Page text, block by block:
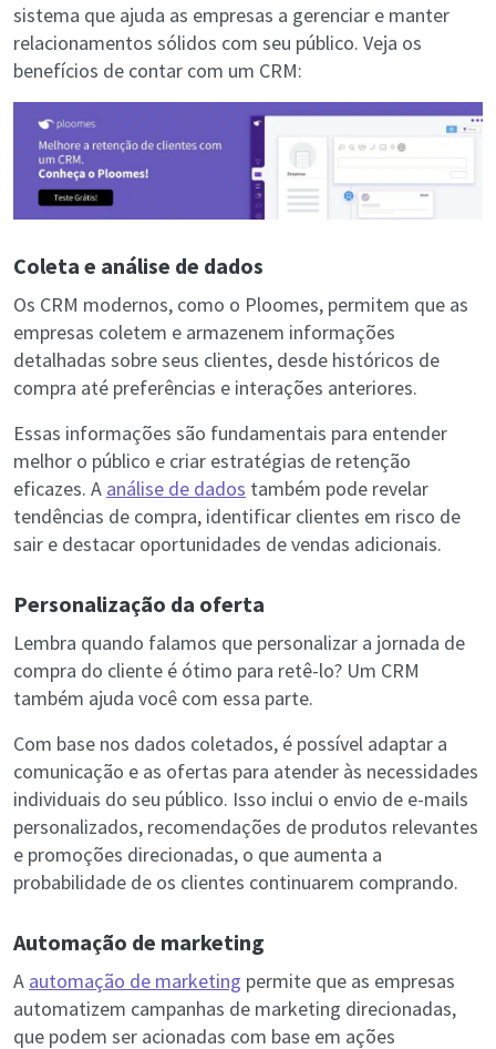
sistema que ajuda as empresas a gerenciar e manter
relacionamentos sólidos com seu público. Veja os
benefícios de contar com um CRM:
Coleta e análise de dados
Os CRM modernos, como o Ploomes, permitem que as
empresas coletem e armazenem informações
detalhadas sobre seus clientes, desde históricos de
compra até preferências e interações anteriores.
Essas informações são fundamentais para entender
melhor o público e criar estratégias de retenção
eficazes. A análise de dados também pode revelar
tendências de compra, identificar clientes em risco de
sair e destacar oportunidades de vendas adicionais.
Personalização da oferta
Lembra quando falamos que personalizar a jornada de
compra do cliente é ótimo para retê-lo? Um CRM
também ajuda você com essa parte.
Com base nos dados coletados, é possível adaptar a
comunicação e as ofertas para atender às necessidades
individuais do seu público. Isso inclui o envio de e-mails
personalizados, recomendações de produtos relevantes
e promoções direcionadas, o que aumenta a
probabilidade de os clientes continuarem comprando.
Automação de marketing
A automação de marketing permite que as empresas
automatizem campanhas de marketing direcionadas,
que podem ser acionadas com base em ações